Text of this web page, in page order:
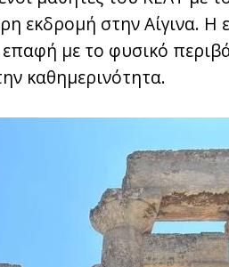
εκδρομή στην Αίγινα. Η
με το φυσικό
καθημερινότητα.